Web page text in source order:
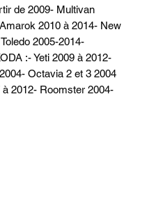
de 2009- Multivan
2010 à 2014- New
2005-2014-
:- Yeti 2009 à 2012-
Octavia 2 et 3 2004
2012- Roomster 2004-